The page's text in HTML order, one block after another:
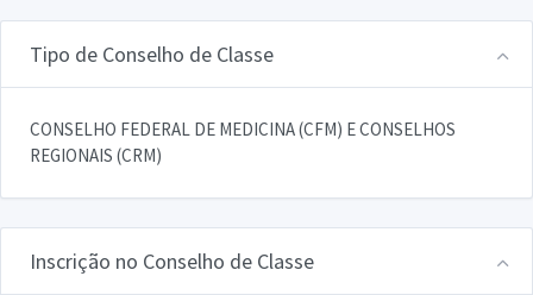
Tipo de Conselho de Classe
CONSELHO FEDERAL DE MEDICINA (CFM) E CONSELHOS
REGIONAIS (CRM)
Inscrição no Conselho de Classe